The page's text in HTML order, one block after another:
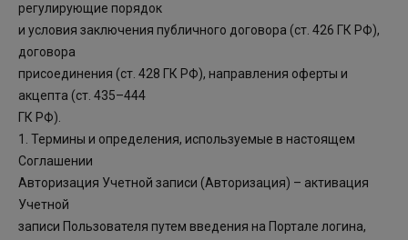
регулирующие порядок
и условия заключения публичного договора (ст. 426 ГК РФ),
договора
присоединения (ст. 428 ГК РФ), направления оферты и
акцепта (ст. 435–444
ГК РФ).
1. Термины и определения, используемые в настоящем
Соглашении
Авторизация Учетной записи (Авторизация) – активация
Учетной
записи Пользователя путем введения на Портале логина,